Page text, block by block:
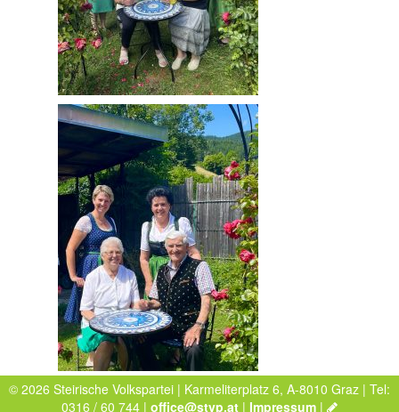
© 2026 Steirische Volkspartei | Karmeliterplatz 6, A-8010 Graz | Tel:
0316 / 60 744 | office@stvp.at | Impressum |